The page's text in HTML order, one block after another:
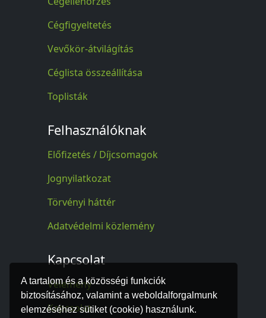
A tartalom és a közösségi funkciók
biztosításához, valamint a weboldalforgalmunk
elemzéséhez sütiket (cookie) használunk.
Cégfigyeltetés
Vevőkör-átvilágítás
Céglista összeállítása
Toplisták
Felhasználóknak
Előfizetés / Díjcsomagok
Jognyilatkozat
Törvényi háttér
Adatvédelmi közlemény
Kapcsolat
Vélemény
Kapcsolat